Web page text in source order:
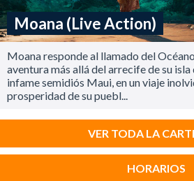
Moana (Live Action)
Moana responde al llamado del
aventura más allá del arrecife de su
infame semidiós Maui, en un viaje
prosperidad de su puebl...
VER TODA LA
HORARIOS